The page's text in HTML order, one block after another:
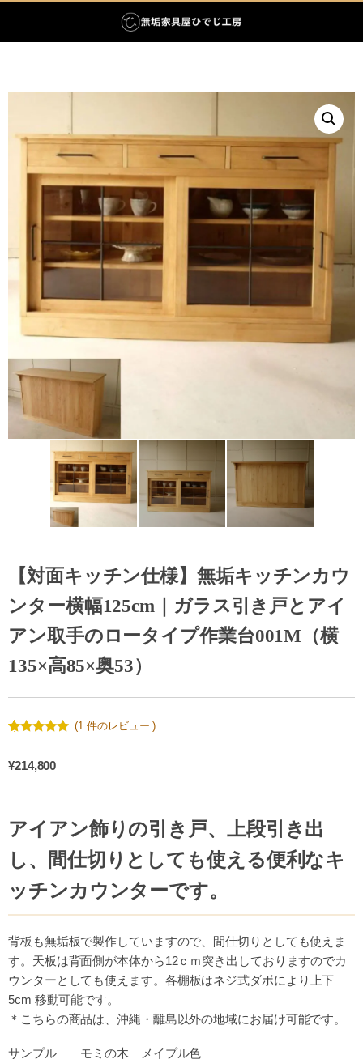
【対面キッチン仕様】無垢キッチンカウ
ンター横幅125cm｜ガラス引き戸とアイ
アン取手のロータイプ作業台001M（横
135×高85×奥53）
に基づく
(1 件のレビュー )
¥214,800
アイアン飾りの引き戸、上段引き出
し、間仕切りとしても使える便利なキ
ッチンカウンターです。
背板も無垢板で製作していますので、間仕切りとしても使えま
す。天板は背面側が本体から12ｃｍ突き出しておりますのでカ
ウンターとしても使えます。 各棚板はネジ式ダボにより上下
5cm 移動可能です。
＊こちらの商品は、沖縄・離島以外の地域にお届け可能です。
サンプル モミの木 メイプル色